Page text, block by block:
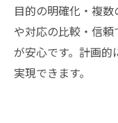
目的の明確化・複
や対応の比較・信
が安心です。計画的
実現できます。